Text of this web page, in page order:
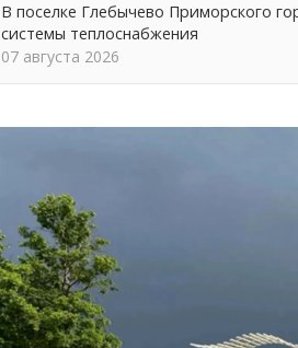
В поселке Глебычево Приморского
системы теплоснабжения
07 августа 2026